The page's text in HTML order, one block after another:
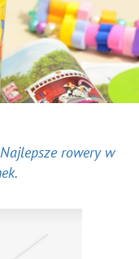
Najlepsze rowery w